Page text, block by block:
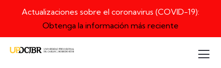
Actualizaciones sobre el coronavirus (COVID-19):
Obtenga la información más reciente